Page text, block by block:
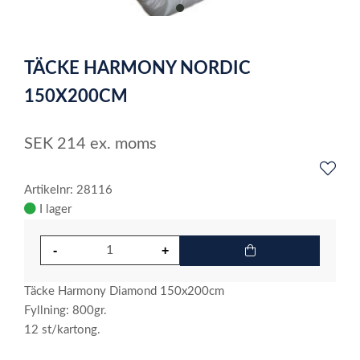
item
of
1
TÄCKE HARMONY NORDIC
150X200CM
SEK 214 ex. moms
Artikelnr: 28116
I lager
Täcke Harmony Diamond 150x200cm
Fyllning: 800gr.
12 st/kartong.